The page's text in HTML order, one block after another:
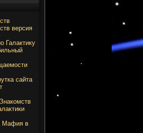
версия
Галактику
сайта
Мафия в